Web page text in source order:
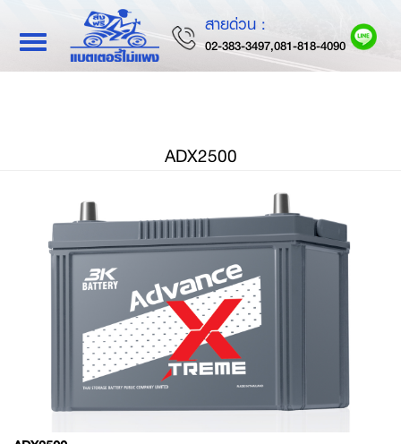
Toggle
navigation
สายด่วน :
02-383-3497,081-818-4090
ADX2500